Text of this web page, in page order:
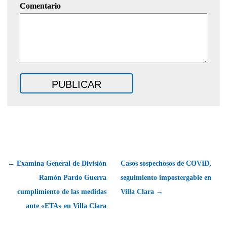
Comentario
← Examina General de División
Ramón Pardo Guerra
cumplimiento de las medidas
ante «ETA» en Villa Clara
Casos sospechosos de COVID,
seguimiento impostergable en
Villa Clara →